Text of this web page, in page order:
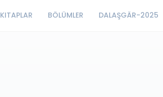
KITAPLAR BÖLÜMLER DALAŞGÄR-2025